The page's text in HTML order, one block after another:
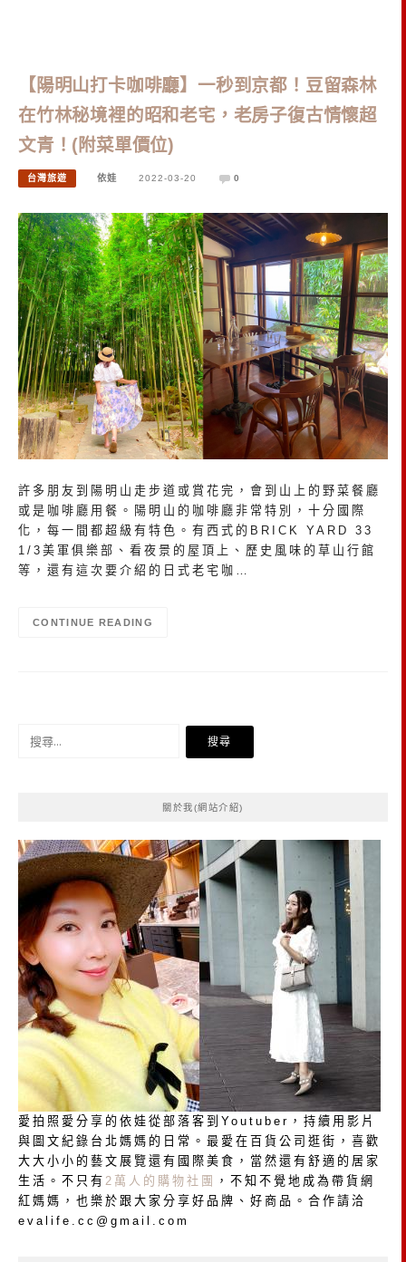
【陽明山打卡咖啡廳】一秒到京都！豆留森林
在竹林秘境裡的昭和老宅，老房子復古情懷超
文青！(附菜單價位)
台灣旅遊 依娃 2022-03-20 0
許多朋友到陽明山走步道或賞花完，會到山上的野菜餐廳
或是咖啡廳用餐。陽明山的咖啡廳非常特別，十分國際
化，每一間都超級有特色。有西式的BRICK YARD 33
1/3美軍俱樂部、看夜景的屋頂上、歷史風味的草山行館
等，還有這次要介紹的日式老宅咖…
CONTINUE READING
尋
關於我(網站介紹)
愛拍照愛分享的依娃從部落客到Youtuber，持續用影片
與圖文紀錄台北媽媽的日常。最愛在百貨公司逛街，喜歡
大大小小的藝文展覽還有國際美食，當然還有舒適的居家
生活。不只有 2萬人的購物社團
，不知不覺地成為帶貨網
紅媽媽，也樂於跟大家分享好品牌、好商品。合作請洽
evalife.cc@gmail.com